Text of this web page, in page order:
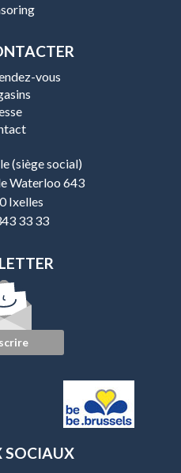
vous
(siège social)
Waterloo 643
Ixelles
33 33
SOCIAUX